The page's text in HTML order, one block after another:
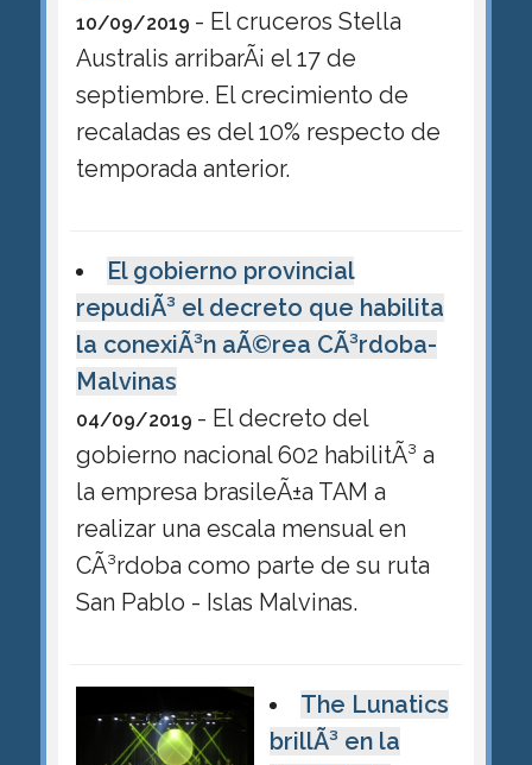
10/09/2019 - El cruceros Stella
Australis arribarÃ¡ el 17 de
septiembre. El crecimiento de
recaladas es del 10% respecto de
temporada anterior.
El gobierno provincial
repudiÃ³ el decreto que habilita
la conexiÃ³n aÃ©rea CÃ³rdoba-
Malvinas
04/09/2019 - El decreto del
gobierno nacional 602 habilitÃ³ a
la empresa brasileÃ±a TAM a
realizar una escala mensual en
CÃ³rdoba como parte de su ruta
San Pablo - Islas Malvinas.
The Lunatics
brillÃ³ en la